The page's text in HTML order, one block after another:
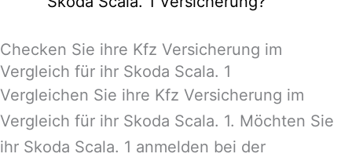
Checken Sie ihre Kfz Versicherung im
Vergleich für ihr Skoda Scala. 1
Vergleichen Sie ihre Kfz Versicherung im
Vergleich für ihr Skoda Scala. 1. Möchten Sie
ihr Skoda Scala. 1 anmelden bei der